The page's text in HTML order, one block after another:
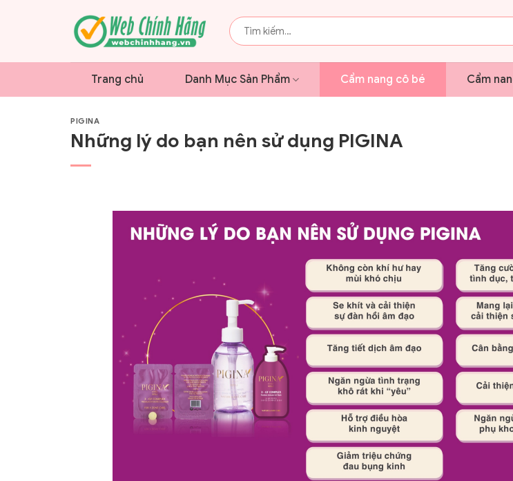
Tìm
kiếm:
Trang chủ Danh Mục Sản Phẩm Cẩm nang cô bé Cẩm
PIGINA
Những lý do bạn nên sử dụng PIGINA